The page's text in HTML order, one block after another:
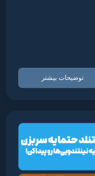
توضیحات بیشتر